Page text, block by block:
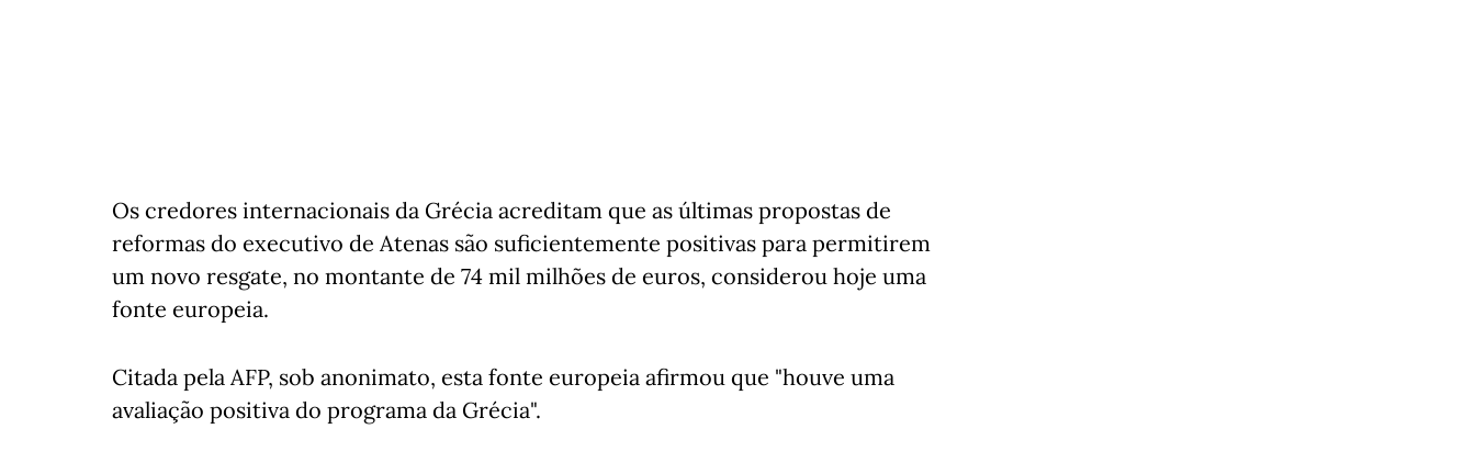
Os credores internacionais da Grécia acreditam que as últimas propostas de
reformas do executivo de Atenas são suficientemente positivas para permitirem
um novo resgate, no montante de 74 mil milhões de euros, considerou hoje uma
fonte europeia.
Citada pela AFP, sob anonimato, esta fonte europeia afirmou que "houve uma
avaliação positiva do programa da Grécia".